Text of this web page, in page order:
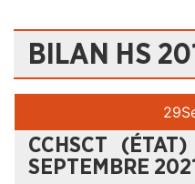
BILAN HS
29
CCHSCT
SEPTEMBRE 2021